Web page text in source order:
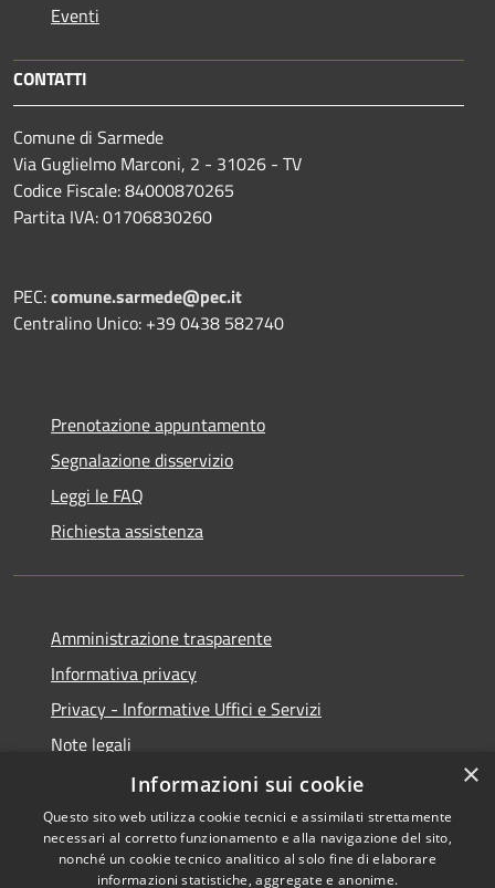
Eventi
CONTATTI
Comune di Sarmede
Via Guglielmo Marconi, 2 - 31026 - TV
Codice Fiscale: 84000870265
Partita IVA: 01706830260
PEC:comune.sarmede@pec.it
Centralino Unico: +39 0438 582740
Prenotazione appuntamento
Segnalazione disservizio
Leggi le FAQ
Richiesta assistenza
Amministrazione trasparente
Informativa privacy
Privacy - Informative Uffici e Servizi
Note legali
Dichiarazione di accessibilità
×
Informazioni sui cookie
Questo sito web utilizza cookie tecnici e assimilati strettamente
necessari al corretto funzionamento e alla navigazione del sito,
nonché un cookie tecnico analitico al solo fine di elaborare
informazioni statistiche, aggregate e anonime.